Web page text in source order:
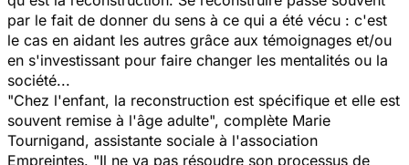
par le fait de donner du sens à ce qui a été vécu : c'est
le cas en aidant les autres grâce aux témoignages et/ou
en s'investissant pour faire changer les mentalités ou la
société...
"Chez l'enfant, la reconstruction est spécifique et elle est
souvent remise à l'âge adulte", complète Marie
Tournigand, assistante sociale à l'association
Empreintes. "Il ne va pas résoudre son processus de